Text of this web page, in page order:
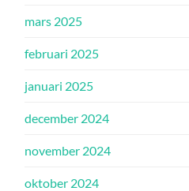
mars 2025
februari 2025
januari 2025
december 2024
november 2024
oktober 2024